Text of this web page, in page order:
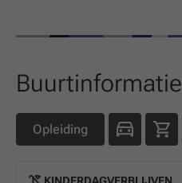
Buurtinformatie
Opleiding
KINDERDAGVERBLIJVEN